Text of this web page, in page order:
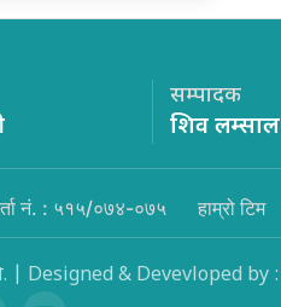
सम्पादक
शिव लम्साल
नं. : ५१५/०७४-०७५ हाम्रो टिम
| Designed & Devevloped by :